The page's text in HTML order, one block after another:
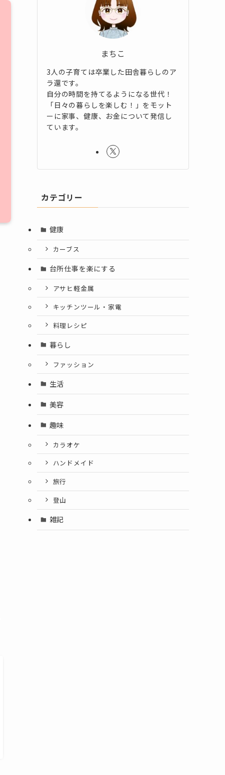
まちこ
3人の子育ては卒業した田舎暮らしのア
ラ還です。
自分の時間を持てるようになる世代！
「日々の暮らしを楽しむ！」をモット
ーに家事、健康、お金について発信し
ています。
カテゴリー
健康
カーブス
台所仕事を楽にする
アサヒ軽金属
キッチンツール・家電
料理レシピ
暮らし
ファッション
生活
美容
趣味
カラオケ
ハンドメイド
旅行
登山
雑記